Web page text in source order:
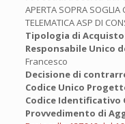
APERTA SOPRA SOGLIA
TELEMATICA ASP DI
Tipologia di
Responsabile Unico
Francesco
Decisione di
Codice Unico
Codice Identificativo
Provvedimento di